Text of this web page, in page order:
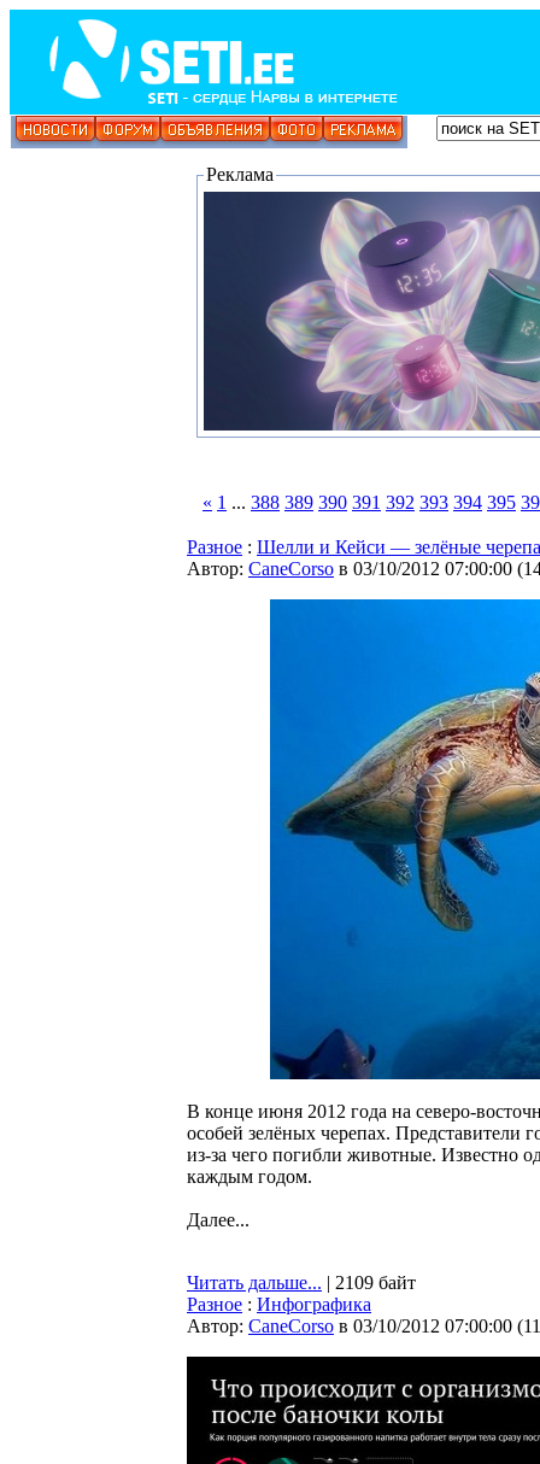
Реклама
« 1 ... 388 389 390 391 392 393 394 395
Разное : Шелли и Кейси — зелёные
Автор: CaneCorso в 03/10/2012 07:00:00 (
В конце июня 2012 года на северо-
особей зелёных черепах. Представители
из-за чего погибли животные. Известно
каждым годом.
Далее...
Читать дальше... | 2109 байт
Разное : Инфографика
Автор: CaneCorso в 03/10/2012 07:00:00 (